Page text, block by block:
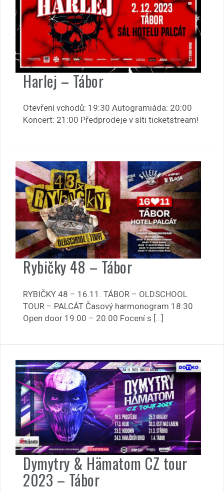
Harlej – Tábor
Otevření vchodů: 19:30 Autogramiáda: 20:00
Koncert: 21:00 Předprodeje v síti ticketstream!
Rybičky 48 – Tábor
RYBIČKY 48 – 16.11. TÁBOR – OLDSCHOOL
TOUR – PALCÁT Časový harmonogram 18:30
Open door 19:00 – 20:00 Focení s […]
Dymytry & Hämatom CZ tour
2023 – Tábor